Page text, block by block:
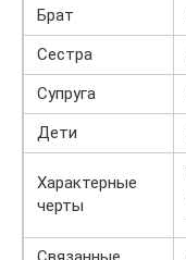
Брат
Сестра
Супруга
Дети
Характерные
черты